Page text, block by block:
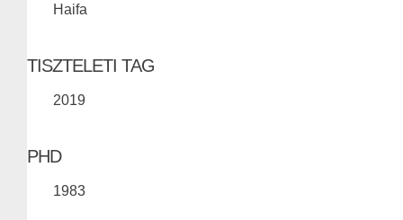
Haifa
TISZTELETI TAG
2019
PHD
1983